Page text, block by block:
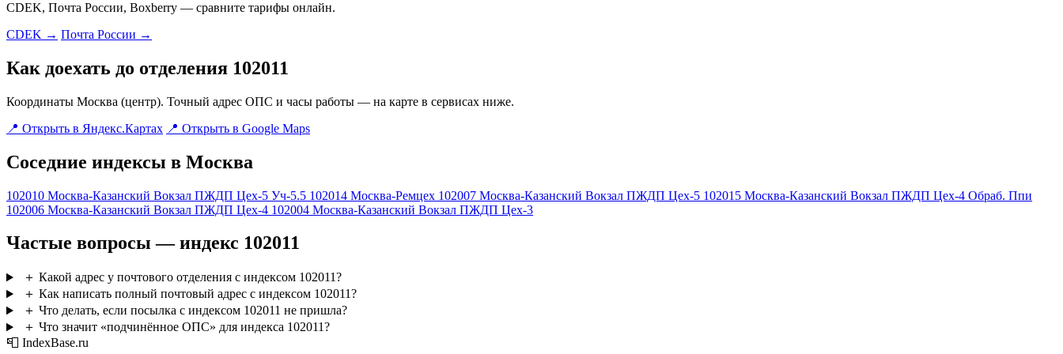
CDEK, Почта России, Boxberry — сравните тарифы онлайн.
CDEK → Почта России →
Как доехать до отделения 102011
Координаты Москва (центр). Точный адрес ОПС и часы работы — на карте в сервисах ниже.
📍 Открыть в Яндекс.Картах 📍 Открыть в Google Maps
Соседние индексы в Москва
102010 Москва-Казанский Вокзал ПЖДП Цех-5 Уч-5.5 102014 Москва-Ремцех 102007 Москва-Казанский Вокзал ПЖДП Цех-5 102015 Москва-Казанский Вокзал ПЖДП Цех-4 Обраб. Ппи
102006 Москва-Казанский Вокзал ПЖДП Цех-4 102004 Москва-Казанский Вокзал ПЖДП Цех-3
Частые вопросы — индекс 102011
＋ Какой адрес у почтового отделения с индексом 102011?
＋ Как написать полный почтовый адрес с индексом 102011?
＋ Что делать, если посылка с индексом 102011 не пришла?
＋ Что значит «подчинённое ОПС» для индекса 102011?
📮 IndexBase.ru